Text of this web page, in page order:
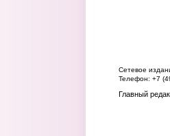
Сетевое
Телефон: +7
Главный